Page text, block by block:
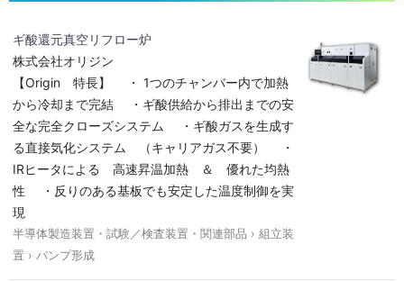
ギ酸還元真空リフロー炉
株式会社オリジン
【Origin 特長】 ・ 1つのチャンバー内で加熱
から冷却まで完結 ・ギ酸供給から排出までの安
全な完全クローズシステム ・ギ酸ガスを生成す
る直接気化システム （キャリアガス不要） ・
IRヒータによる 高速昇温加熱 ＆ 優れた均熱
性 ・反りのある基板でも安定した温度制御を実
現
半導体製造装置・試験／検査装置・関連部品 › 組立装
置 › バンプ形成